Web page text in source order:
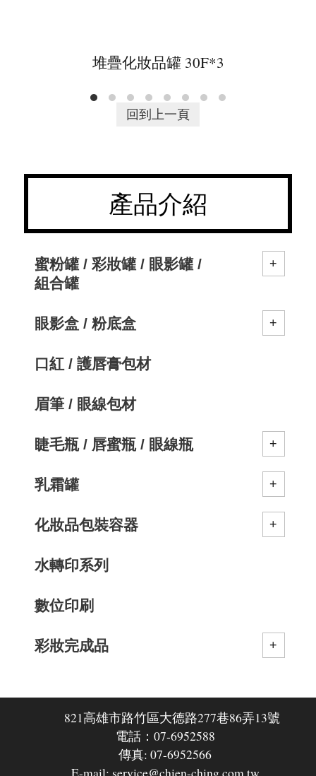
產品介紹
蜜粉罐 / 彩妝罐 / 眼影罐 /
組合罐
眼影盒 / 粉底盒
口紅 / 護唇膏包材
眉筆 / 眼線包材
睫毛瓶 / 唇蜜瓶 / 眼線瓶
乳霜罐
化妝品包裝容器
水轉印系列
數位印刷
彩妝完成品
堆疊化妝品罐 30F*3
回到上一頁
821高雄市路竹區大德路277巷86弄13號
電話：07-6952588
傳真: 07-6952566
E-mail: service@chien-ching.com.tw